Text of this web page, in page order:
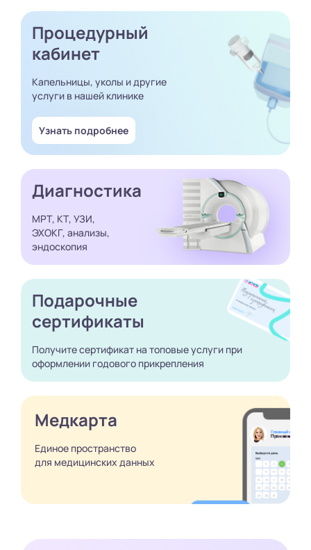
Процедурный
кабинет
Капельницы, уколы и другие
услуги в нашей клинике
Узнать подробнее
Диагностика
МРТ, КТ, УЗИ,
ЭХОКГ, анализы,
эндоскопия
Подарочные
сертификаты
Получите сертификат на топовые услуги при
оформлении годового прикрепления
Медкарта
Единое пространство
для медицинских данных